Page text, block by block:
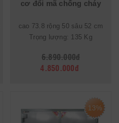
cơ đổi mã chống cháy
cao 73.8 rộng 50 sâu 52 cm
Trọng lượng: 135 Kg
6.890.000đ
4.850.000đ
13%